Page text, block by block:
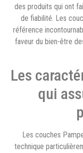
des produits qui ont
de fiabilité. Les
référence
faveur du bien-être
Les
qui
Les couches
technique